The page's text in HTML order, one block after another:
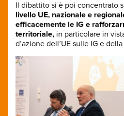
Il dibattito si è poi concentrato
livello UE, nazionale e
efficacemente le IG e
territoriale, in particolare in
d’azione dell’UE sulle IG e